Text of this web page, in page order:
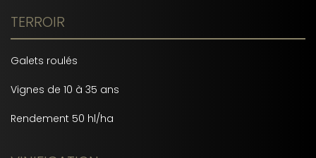
TERROIR
Galets roulés
Vignes de 10 à 35 ans
Rendement 50 hl/ha